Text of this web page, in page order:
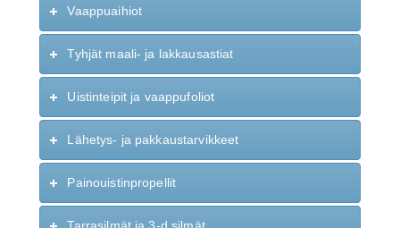
Vaappuaihiot
Tyhjät maali- ja lakkausastiat
Uistinteipit ja vaappufoliot
Lähetys- ja pakkaustarvikkeet
Painouistinpropellit
Tarrasilmät ja 3-d silmät